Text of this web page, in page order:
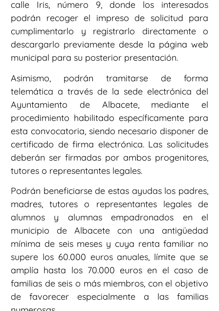
calle Iris, número 9, donde los interesados
podrán recoger el impreso de solicitud para
cumplimentarlo y registrarlo directamente o
descargarlo previamente desde la página web
municipal para su posterior presentación.
Asimismo, podrán tramitarse de forma
telemática a través de la sede electrónica del
Ayuntamiento de Albacete, mediante el
procedimiento habilitado específicamente para
esta convocatoria, siendo necesario disponer de
certificado de firma electrónica. Las solicitudes
deberán ser firmadas por ambos progenitores,
tutores o representantes legales.
Podrán beneficiarse de estas ayudas los padres,
madres, tutores o representantes legales de
alumnos y alumnas empadronados en el
municipio de Albacete con una antigüedad
mínima de seis meses y cuya renta familiar no
supere los 60.000 euros anuales, límite que se
amplía hasta los 70.000 euros en el caso de
familias de seis o más miembros, con el objetivo
de favorecer especialmente a las familias